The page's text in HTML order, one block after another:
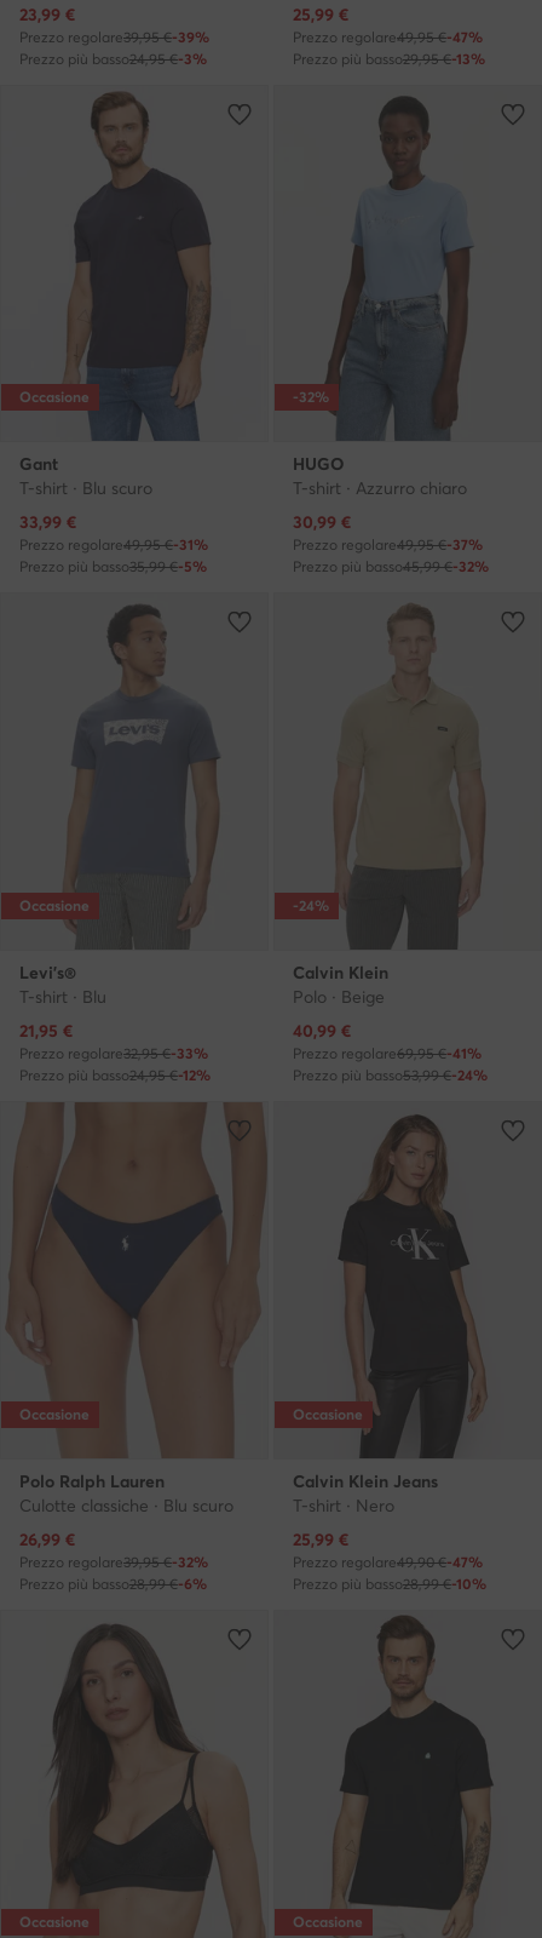
Prezzo attuale
23,99 €
Prezzo regolare39,95 €-39%
Prezzo più basso24,95 €-3%
Prezzo attuale
25,99 €
Prezzo regolare49,95 €-47%
Prezzo più basso29,95 €-13%
Occasione
Gant
T-shirt · Blu scuro
Prezzo attuale
33,99 €
Prezzo regolare49,95 €-31%
Prezzo più basso35,99 €-5%
-32%
HUGO
T-shirt · Azzurro chiaro
Prezzo attuale
30,99 €
Prezzo regolare49,95 €-37%
Prezzo più basso45,99 €-32%
Occasione
Levi's®
T-shirt · Blu
Prezzo attuale
21,95 €
Prezzo regolare32,95 €-33%
Prezzo più basso24,95 €-12%
-24%
Calvin Klein
Polo · Beige
Prezzo attuale
40,99 €
Prezzo regolare69,95 €-41%
Prezzo più basso53,99 €-24%
Occasione
Polo Ralph Lauren
Culotte classiche · Blu scuro
Prezzo attuale
26,99 €
Prezzo regolare39,95 €-32%
Prezzo più basso28,99 €-6%
Occasione
Calvin Klein Jeans
T-shirt · Nero
Prezzo attuale
25,99 €
Prezzo regolare49,90 €-47%
Prezzo più basso28,99 €-10%
Occasione Occasione